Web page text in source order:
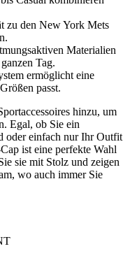
zu den New York Mets
Materialien
Tag.
ermöglicht eine
passt.
hinzu, um
Egal, ob Sie ein
oder einfach nur Ihr Outfit
ist eine perfekte Wahl
sie mit Stolz und zeigen
wo auch immer Sie